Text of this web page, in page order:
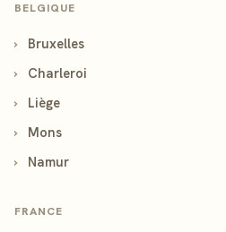
BELGIQUE
›
Bruxelles
›
Charleroi
›
Liège
›
Mons
›
Namur
FRANCE